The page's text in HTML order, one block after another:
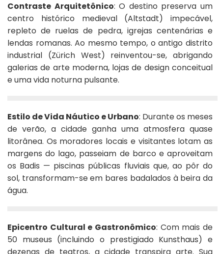
Contraste Arquitetônico: O destino preserva um
centro histórico medieval (Altstadt) impecável,
repleto de ruelas de pedra, igrejas centenárias e
lendas romanas. Ao mesmo tempo, o antigo distrito
industrial (Zürich West) reinventou-se, abrigando
galerias de arte moderna, lojas de design conceitual
e uma vida noturna pulsante.
Estilo de Vida Náutico e Urbano: Durante os meses
de verão, a cidade ganha uma atmosfera quase
litorânea. Os moradores locais e visitantes lotam as
margens do lago, passeiam de barco e aproveitam
os Badis — piscinas públicas fluviais que, ao pôr do
sol, transformam-se em bares badalados à beira da
água.
Epicentro Cultural e Gastronômico: Com mais de
50 museus (incluindo o prestigiado Kunsthaus) e